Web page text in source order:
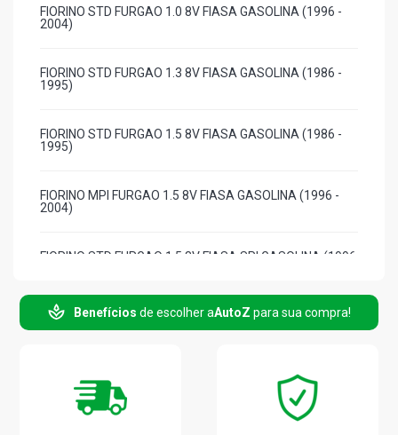
FIORINO STD FURGAO 1.0 8V FIASA GASOLINA (1996 -
2004)
FIORINO STD FURGAO 1.3 8V FIASA GASOLINA (1986 -
1995)
FIORINO STD FURGAO 1.5 8V FIASA GASOLINA (1986 -
1995)
FIORINO MPI FURGAO 1.5 8V FIASA GASOLINA (1996 -
2004)
FIORINO STD FURGAO 1.5 8V FIASA SPI GASOLINA (1996
FIORINO STD FURGAO 1.6 8V SEVEL GASOLINA (1990 -
1994)
FIORINO MPI FURGAO 1.6 8V SEVEL GASOLINA (1990 -
Benefícios de escolher aAutoZ para sua compra!